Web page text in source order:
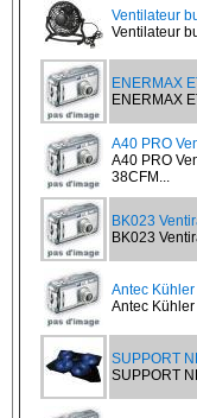
Ventilateur
Ventilateur
ENERMAX
ENERMAX
A40 PRO
A40 PRO
38CFM...
BK023
BK023
Antec
Antec Kühler
SUPPORT
SUPPORT